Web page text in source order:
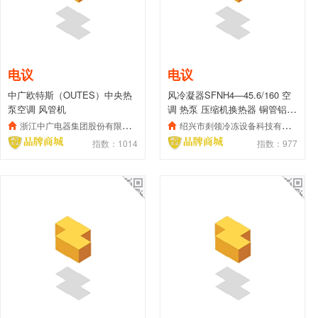
电议
中广欧特斯（OUTES）中央热
泵空调 风管机
浙江中广电器集团股份有限公司
指数：1014
电议
风冷凝器SFNH4—45.6/160 空
调 热泵 压缩机换热器 铜管铝片
散热器
绍兴市剡领冷冻设备科技有限公司
指数：977